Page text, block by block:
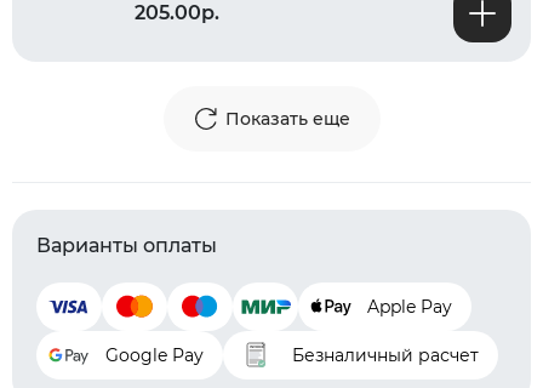
205.00р.
Показать еще
Варианты оплаты
Apple Pay
Google Pay Безналичный расчет